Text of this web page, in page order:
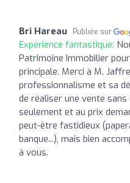
Bri Hareau Publiée sur
Expérience fantastique:
Patrimoine Immobilier
principale. Merci à M.
professionnalisme et sa
de réaliser une vente sans
seulement et au prix
peut-être fastidieux
banque...), mais bien
à vous.